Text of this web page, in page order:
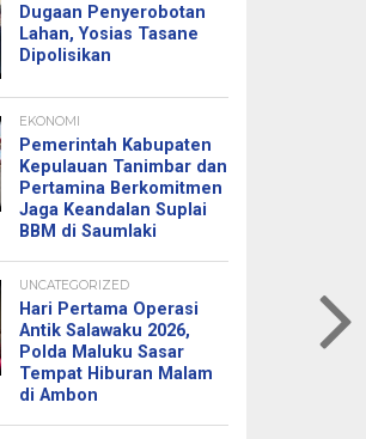
Dugaan Penyerobotan
Lahan, Yosias Tasane
Dipolisikan
EKONOMI
Pemerintah Kabupaten
Kepulauan Tanimbar dan
Pertamina Berkomitmen
Jaga Keandalan Suplai
BBM di Saumlaki
UNCATEGORIZED
Hari Pertama Operasi
Antik Salawaku 2026,
Polda Maluku Sasar
Tempat Hiburan Malam
di Ambon